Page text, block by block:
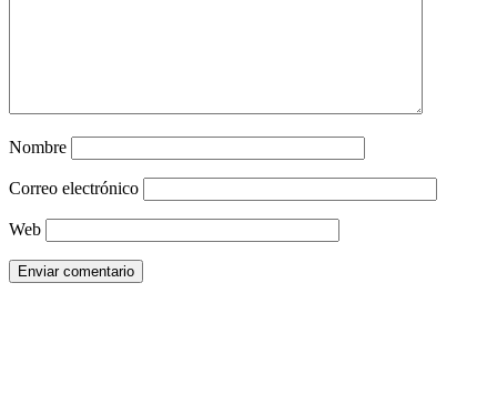
Nombre
Correo electrónico
Web